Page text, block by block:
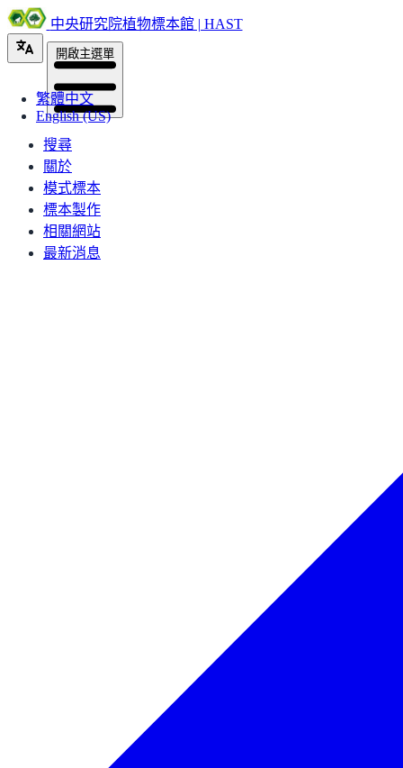
中央研究院植物標本館 | HAST
繁體中文
English (US)
開啟主選單
搜尋
關於
模式標本
標本製作
相關網站
最新消息